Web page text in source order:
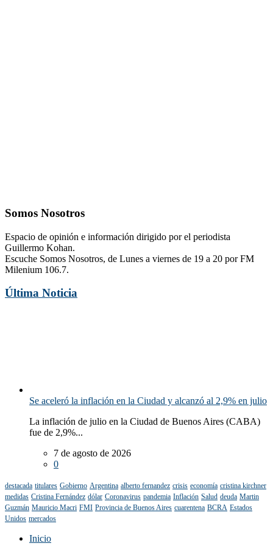
Somos Nosotros
Espacio de opinión e información dirigido por el periodista
Guillermo Kohan.
Escuche Somos Nosotros, de Lunes a viernes de 19 a 20 por FM
Milenium 106.7.
Última Noticia
Se aceleró la inflación en la Ciudad y alcanzó al 2,9% en julio
La inflación de julio en la Ciudad de Buenos Aires (CABA)
fue de 2,9%...
7 de agosto de 2026
0
destacada titulares Gobierno Argentina alberto fernandez crisis economía cristina kirchner
medidas Cristina Fernández dólar Coronavirus pandemia Inflación Salud deuda Martin
Guzmán Mauricio Macri FMI Provincia de Buenos Aires cuarentena BCRA Estados
Unidos mercados
Inicio